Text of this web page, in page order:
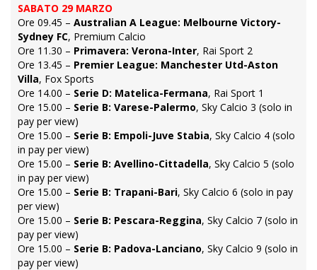
SABATO 29 MARZO
Ore 09.45 – Australian A League: Melbourne Victory-
Sydney FC, Premium Calcio
Ore 11.30 – Primavera: Verona-Inter, Rai Sport 2
Ore 13.45 – Premier League: Manchester Utd-Aston
Villa, Fox Sports
Ore 14.00 – Serie D: Matelica-Fermana, Rai Sport 1
Ore 15.00 – Serie B: Varese-Palermo, Sky Calcio 3 (solo in
pay per view)
Ore 15.00 – Serie B: Empoli-Juve Stabia, Sky Calcio 4 (solo
in pay per view)
Ore 15.00 – Serie B: Avellino-Cittadella, Sky Calcio 5 (solo
in pay per view)
Ore 15.00 – Serie B: Trapani-Bari, Sky Calcio 6 (solo in pay
per view)
Ore 15.00 – Serie B: Pescara-Reggina, Sky Calcio 7 (solo in
pay per view)
Ore 15.00 – Serie B: Padova-Lanciano, Sky Calcio 9 (solo in
pay per view)